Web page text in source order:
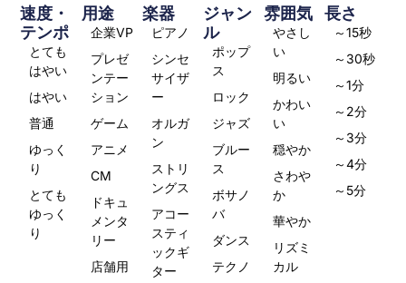
長さ
～15秒
～30秒
～1分
～2分
～3分
～4分
～5分
雰囲気
やさし
い
明るい
かわい
い
穏やか
さわや
か
華やか
リズミ
カル
ジャン
ル
ポップ
ス
ロック
ジャズ
ブルー
ス
ボサノ
バ
ダンス
テクノ
楽器
ピアノ
シンセ
サイザ
ー
オルガ
ン
ストリ
ングス
アコー
スティ
ックギ
ター
用途
企業VP
プレゼ
ンテー
ション
ゲーム
アニメ
CM
ドキュ
メンタ
リー
店舗用
速度・
テンポ
とても
はやい
はやい
普通
ゆっく
り
とても
ゆっく
り